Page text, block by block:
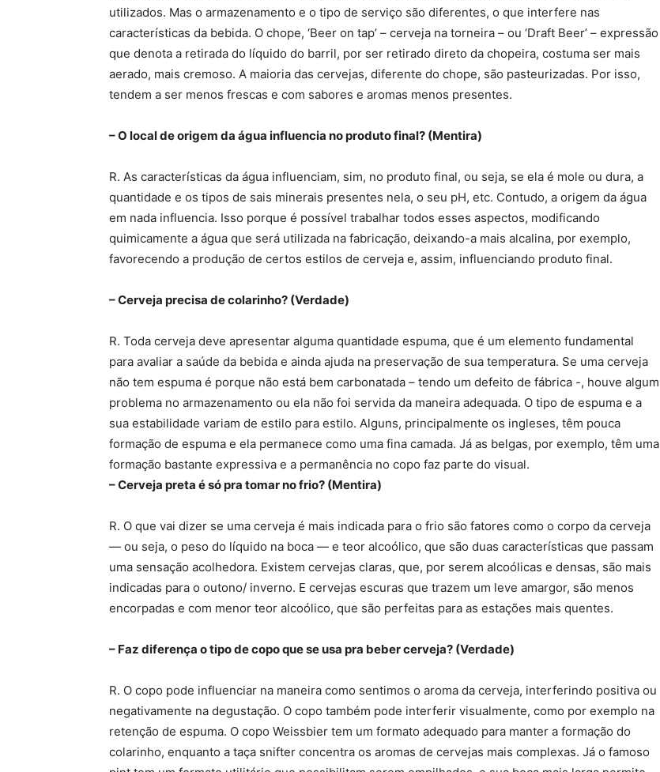
utilizados. Mas o armazenamento e o tipo de serviço são diferentes, o que interfere nas
características da bebida. O chope, ‘Beer on tap’ – cerveja na torneira – ou ‘Draft Beer’ – expressão
que denota a retirada do líquido do barril, por ser retirado direto da chopeira, costuma ser mais
aerado, mais cremoso. A maioria das cervejas, diferente do chope, são pasteurizadas. Por isso,
tendem a ser menos frescas e com sabores e aromas menos presentes.
– O local de origem da água influencia no produto final? (Mentira)
R. As características da água influenciam, sim, no produto final, ou seja, se ela é mole ou dura, a
quantidade e os tipos de sais minerais presentes nela, o seu pH, etc. Contudo, a origem da água
em nada influencia. Isso porque é possível trabalhar todos esses aspectos, modificando
quimicamente a água que será utilizada na fabricação, deixando-a mais alcalina, por exemplo,
favorecendo a produção de certos estilos de cerveja e, assim, influenciando produto final.
– Cerveja precisa de colarinho? (Verdade)
R. Toda cerveja deve apresentar alguma quantidade espuma, que é um elemento fundamental
para avaliar a saúde da bebida e ainda ajuda na preservação de sua temperatura. Se uma cerveja
não tem espuma é porque não está bem carbonatada – tendo um defeito de fábrica -, houve algum
problema no armazenamento ou ela não foi servida da maneira adequada. O tipo de espuma e a
sua estabilidade variam de estilo para estilo. Alguns, principalmente os ingleses, têm pouca
formação de espuma e ela permanece como uma fina camada. Já as belgas, por exemplo, têm uma
formação bastante expressiva e a permanência no copo faz parte do visual.
– Cerveja preta é só pra tomar no frio? (Mentira)
R. O que vai dizer se uma cerveja é mais indicada para o frio são fatores como o corpo da cerveja
— ou seja, o peso do líquido na boca — e teor alcoólico, que são duas características que passam
uma sensação acolhedora. Existem cervejas claras, que, por serem alcoólicas e densas, são mais
indicadas para o outono/ inverno. E cervejas escuras que trazem um leve amargor, são menos
encorpadas e com menor teor alcoólico, que são perfeitas para as estações mais quentes.
– Faz diferença o tipo de copo que se usa pra beber cerveja? (Verdade)
R. O copo pode influenciar na maneira como sentimos o aroma da cerveja, interferindo positiva ou
negativamente na degustação. O copo também pode interferir visualmente, como por exemplo na
retenção de espuma. O copo Weissbier tem um formato adequado para manter a formação do
colarinho, enquanto a taça snifter concentra os aromas de cervejas mais complexas. Já o famoso